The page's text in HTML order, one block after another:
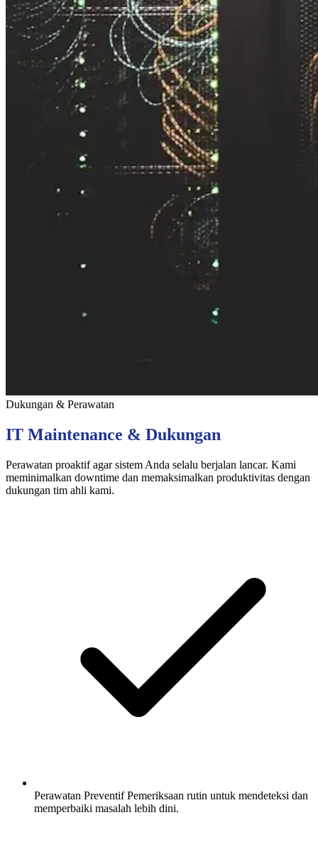
Dukungan & Perawatan
IT Maintenance & Dukungan
Perawatan proaktif agar sistem Anda selalu berjalan lancar. Kami
meminimalkan downtime dan memaksimalkan produktivitas dengan
dukungan tim ahli kami.
Perawatan Preventif Pemeriksaan rutin untuk mendeteksi dan
memperbaiki masalah lebih dini.